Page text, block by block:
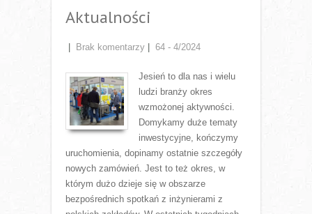
Aktualności
Brak komentarzy 64 - 4/2024
Jesień to dla nas i wielu
ludzi branży okres
wzmożonej aktywności.
Domykamy duże tematy
inwestycyjne, kończymy
uruchomienia, dopinamy ostatnie szczegóły
nowych zamówień. Jest to też okres, w
którym dużo dzieje się w obszarze
bezpośrednich spotkań z inżynierami z